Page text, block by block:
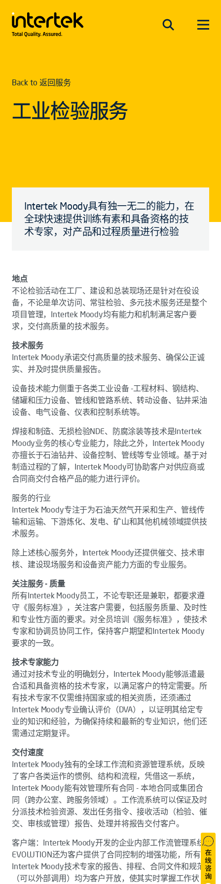
Back to 返回服务
工业检验服务
Intertek Moody具有独一无二的能力，在
全球快速提供训练有素和具备资格的技
术专家，对产品和过程质量进行检验
地点
不论检验活动在工厂、建设和总装现场还是针对在役设
备，不论是单次访问、常驻检验、多元技术服务还是整个
项目管理，Intertek Moody均有能力和机制满足客户要
求，交付高质量的技术服务。
技术服务
Intertek Moody承诺交付高质量的技术服务、确保公正诚
实、并及时提供质量报告。
设备技术能力侧重于各类工业设备 -工程材料、钢结构、
储罐和压力设备、管线和管路系统、转动设备、钻井采油
设备、电气设备、仪表和控制系统等。
焊接和制造、无损检验NDE、防腐涂装等技术是Intertek
Moody业务的核心专业能力，除此之外，Intertek Moody
亦擅长于石油钻井、设备控制、管线等专业领域。基于对
制造过程的了解，Intertek Moody可协助客户对供应商或
合同商交付合格产品的能力进行评价。
服务的行业
Intertek Moody专注于为石油天然气开采和生产、管线传
输和运输、下游炼化、发电、矿山和其他机械领域提供技
术服务。
除上述核心服务外，Intertek Moody还提供催交、技术审
核、建设现场服务和设备资产能力方面的专业服务。
关注服务 - 质量
所有Intertek Moody员工，不论专职还是兼职，都要求遵
守《服务标准》，关注客户需要，包括服务质量、及时性
和专业性方面的要求。对全员培训《服务标准》，使技术
专家和协调员协同工作，保持客户期望和Intertek Moody
要求的一致。
技术专家能力
通过对技术专业的明确划分，Intertek Moody能够派遣最
合适和具备资格的技术专家，以满足客户的特定需要。所
有技术专家不仅需维持国家或的相关资质，还须通过
Intertek Moody专业确认评价（DVA），以证明其给定专
业的知识和经验，为确保持续和最新的专业知识，他们还
需通过定期复评。
交付速度
Intertek Moody独有的全球工作流和资源管理系统，反映
了客户各类运作的惯例、结构和流程，凭借这一系统，
Intertek Moody能有效管理所有合同 - 本地合同或集团合
同（跨办公室、跨服务领域）。工作流系统可以保证及时
分派技术检验资源、发出任务指令、接收活动（检验、催
交、审核或管理）报告、处理并将报告交付客户。
客户端：Intertek Moody开发的企业内部工作流管理系统
EVOLUTION还为客户提供了合同控制的增强功能，所有
Intertek Moody技术专家的报告、排程、合同文件和规范
（可以外部调用）均为客户开放，使其实时掌握工作状